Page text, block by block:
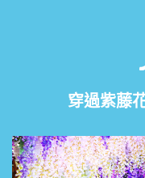
穿過紫藤